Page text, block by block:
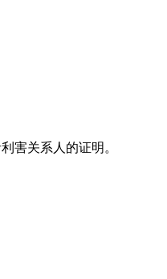
害关系人的证明。